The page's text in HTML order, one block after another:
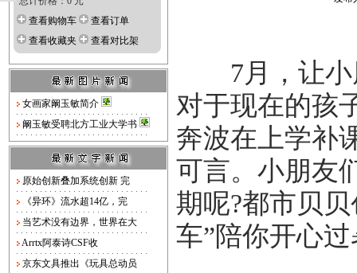
查看购物车
查看订单
查看收藏夹
查看对比架
女画家阚玉敏简介
阚玉敏受聘北方工业大学书
原始创新叠加系统创新 完
《异环》流水超14亿，完
当艺术没有边界，世界在大
Arrtx阿泰诗CSF收
京东文具推出《玩具总动员
7月，让小
对于现在的孩
奔波在上学补
可言。小朋友
期呢?都市贝
车”陪你开心